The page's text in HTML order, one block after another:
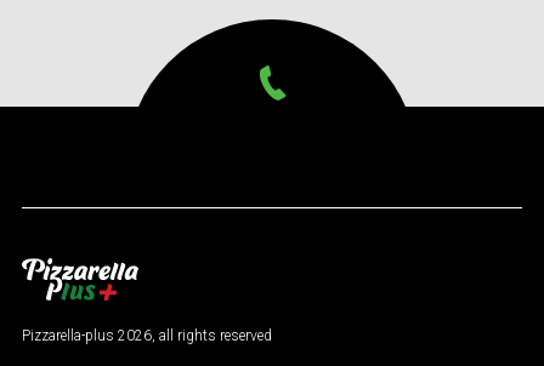
Pizzarella-plus 2026, all rights reserved